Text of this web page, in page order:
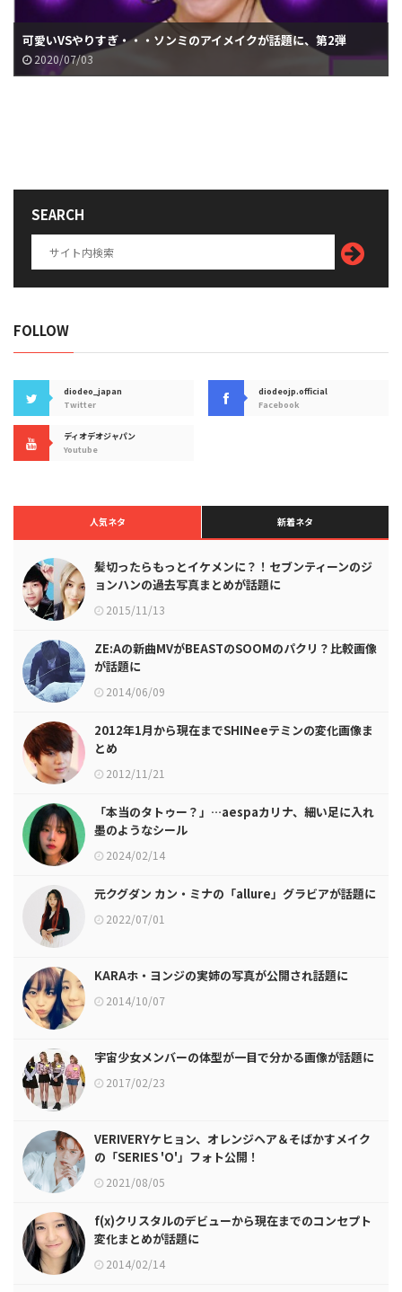
可愛いVSやりすぎ・・・ソンミのアイメイクが話題に、第2弾
2020/07/03
SEARCH
FOLLOW
diodeo_japan
Twitter
diodeojp.official
Facebook
ディオデオジャパン
Youtube
人気ネタ 新着ネタ
髪切ったらもっとイケメンに？！セブンティーンのジ
ョンハンの過去写真まとめが話題に
2015/11/13
ZE:Aの新曲MVがBEASTのSOOMのパクリ？比較画像
が話題に
2014/06/09
2012年1月から現在までSHINeeテミンの変化画像ま
とめ
2012/11/21
「本当のタトゥー？」…aespaカリナ、細い足に入れ
墨のようなシール
2024/02/14
元クグダン カン・ミナの「allure」グラビアが話題に
2022/07/01
KARAホ・ヨンジの実姉の写真が公開され話題に
2014/10/07
宇宙少女メンバーの体型が一目で分かる画像が話題に
2017/02/23
VERIVERYケヒョン、オレンジヘア＆そばかすメイク
の「SERIES 'O'」フォト公開！
2021/08/05
f(x)クリスタルのデビューから現在までのコンセプト
変化まとめが話題に
2014/02/14